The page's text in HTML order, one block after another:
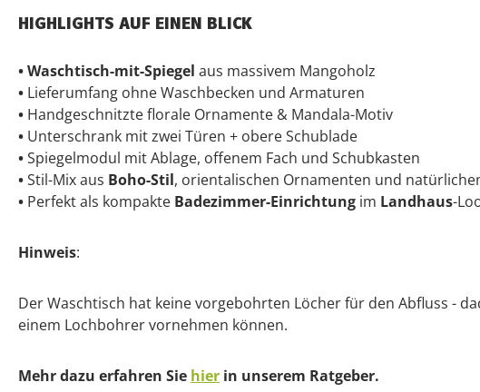
HIGHLIGHTS AUF EINEN BLICK
•Waschtisch-mit-Spiegel aus massivem Mangoholz
• Lieferumfang ohne Waschbecken und Armaturen
• Handgeschnitzte florale Ornamente & Mandala-Motiv
• Unterschrank mit zwei Türen + obere Schublade
•Spiegelmodul mit Ablage, offenem Fach und Schubkasten
•Stil-Mix aus Boho-Stil, orientalischen Ornamenten und
• Perfekt als kompakte Badezimmer-Einrichtung im Landhaus-
Hinweis:
Der Waschtisch hat keine vorgebohrten Löcher für den Abfluss -
einem Lochbohrer vornehmen können.
Mehr dazu erfahren Sie hier in unserem Ratgeber.